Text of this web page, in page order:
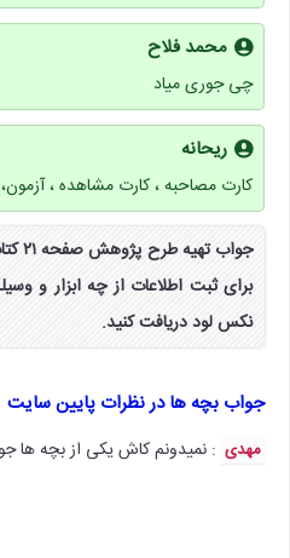
محمد فلاح
چی جوری میاد
ریحانه
کارت مصاحبه ، کارت مشاهده ،
برای ثبت اطلاعات از چه ابزار و
نکس لود دریافت کنید.
جواب بچه ها در نظرات پایین سایت
مهدی : نمیدونم کاش یکی از بچه ها